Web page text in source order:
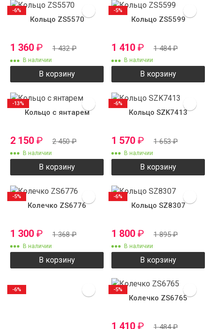
Кольцо ZS5570
1 360 ₽ 1 432₽
В наличии
В корзину
-6%
Кольцо ZS5599
1 410 ₽ 1 484₽
В наличии
В корзину
-5%
Кольцо с янтарем
2 150 ₽ 2 450₽
В наличии
В корзину
-13%
Кольцо SZK7413
1 570 ₽ 1 653₽
В наличии
В корзину
-6%
Колечко ZS6776
1 300 ₽ 1 368₽
В наличии
В корзину
-5%
Кольцо SZ8307
1 800 ₽ 1 895₽
В наличии
В корзину
-6%
-6%
Колечко ZS6765
1 410 ₽
-5%